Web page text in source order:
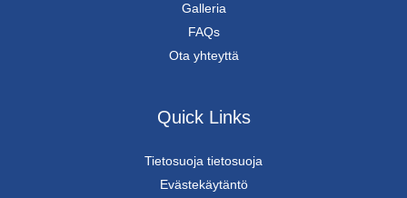
Galleria
FAQs
Ota yhteyttä
Quick Links
Tietosuoja tietosuoja
Evästekäytäntö